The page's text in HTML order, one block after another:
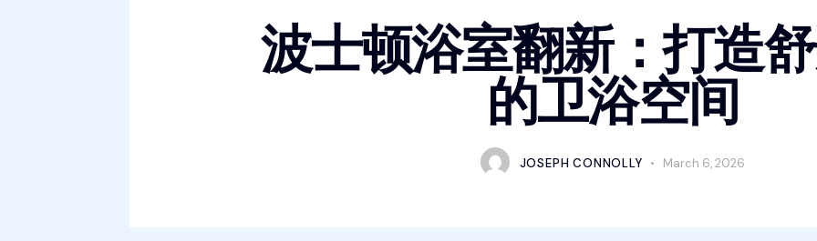
波士顿浴室翻新：打造
的卫浴空间
JOSEPH CONNOLLY March 6, 2026